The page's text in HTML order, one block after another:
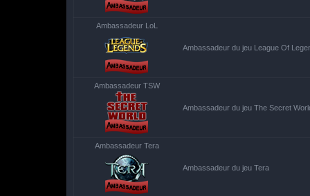
Ambassadeur LoL
Ambassadeur du jeu League Of
Ambassadeur TSW
Ambassadeur du jeu The Secret
Ambassadeur Tera
Ambassadeur du jeu Tera